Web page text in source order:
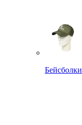
Бейсболки